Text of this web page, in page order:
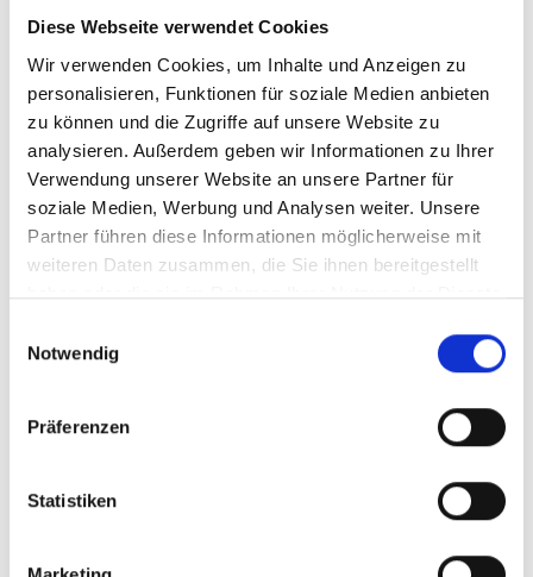
Diese Webseite verwendet Cookies
Wir verwenden Cookies, um Inhalte und Anzeigen zu
personalisieren, Funktionen für soziale Medien anbieten
zu können und die Zugriffe auf unsere Website zu
analysieren. Außerdem geben wir Informationen zu Ihrer
Verwendung unserer Website an unsere Partner für
soziale Medien, Werbung und Analysen weiter. Unsere
Partner führen diese Informationen möglicherweise mit
weiteren Daten zusammen, die Sie ihnen bereitgestellt
haben oder die sie im Rahmen Ihrer Nutzung der Dienste
Notwendig
Präferenzen
Statistiken
Forest. Forest Ecology and Management, 433,
Um die Öffentlichkeit für FLR zu sensibilisieren,
wurde eine Sendung, die auf der Studie von
Strassburg et al. (2019) basiert, im wichtigsten
brasilianischen Fernsehsender (Globo)
ausgestrahlt. Das Video ist online verfügbar:
g1.globo.com/…
Projektpräsentation auf der "II Brazilian
Horizonte, Minas Gerais, Brasilien, 21. bis 23.
WRI Brasil hat in Zusammenarbeit mit der Renova
Juni 2020 eine Bewertung der Wiederherstellung
des Gualaxo-Wassereinzugsgebiets durchgeführt.